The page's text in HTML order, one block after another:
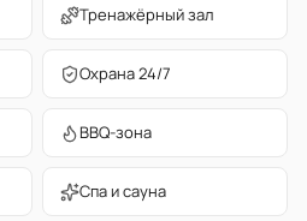
Тренажёрный зал
Охрана 24/7
BBQ-зона
Спа и сауна